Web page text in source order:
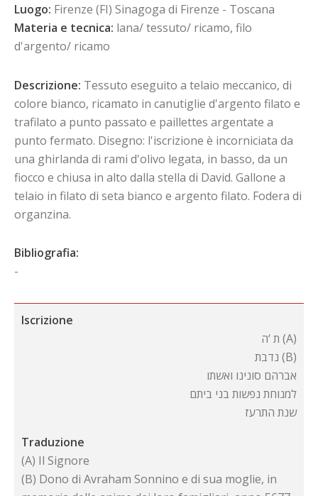
Luogo: Firenze (FI) Sinagoga di Firenze - Toscana
Materia e tecnica: lana/ tessuto/ ricamo, filo
d'argento/ ricamo
Descrizione: Tessuto eseguito a telaio meccanico, di
colore bianco, ricamato in canutiglie d'argento filato e
trafilato a punto passato e paillettes argentate a
punto fermato. Disegno: l'iscrizione è incorniciata da
una ghirlanda di rami d'olivo legata, in basso, da un
fiocco e chiusa in alto dalla stella di David. Gallone a
telaio in filato di seta bianco e argento filato. Fodera di
organzina.
Bibliografia:
-
Iscrizione
ת ‘ה (A)
נדבת (B)
אברהם סונינו ואשתו
למנוחת נפשות בני ביתם
שנת התרעז
Traduzione
(A) Il Signore
(B) Dono di Avraham Sonnino e di sua moglie, in